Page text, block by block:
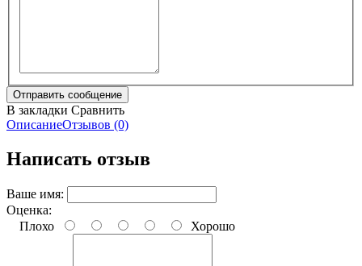
В закладки Сравнить
ОписаниеОтзывов (0)
Написать отзыв
Ваше имя:
Оценка:
Плохо
Хорошо